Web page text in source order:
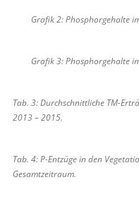
Grafik 2: Phosphorgehalte
Grafik 3: Phosphorgehalte
Tab. 3: Durchschnittliche TM-
2013 – 2015.
Tab. 4: P-Entzüge in den
Gesamtzeitraum.